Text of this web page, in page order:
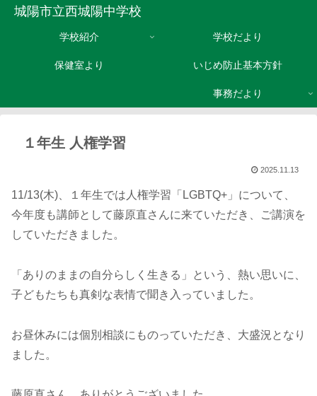
城陽市立西城陽中学校
学校紹介 学校だより
保健室より いじめ防止基本方針
事務だより
１年生 人権学習
2025.11.13
11/13(木)、１年生では人権学習「LGBTQ+」について、
今年度も講師として藤原直さんに来ていただき、ご講演を
していただきました。
「ありのままの自分らしく生きる」という、熱い思いに、
子どもたちも真剣な表情で聞き入っていました。
お昼休みには個別相談にものっていただき、大盛況となり
ました。